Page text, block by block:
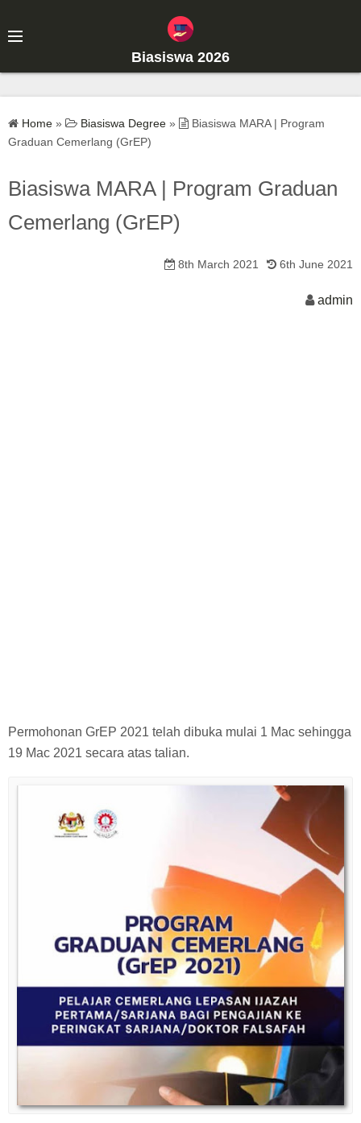
p
Biasiswa 2026
Home » Biasiswa Degree »
Biasiswa MARA | Program
Graduan Cemerlang (GrEP)
Biasiswa MARA | Program Graduan
Cemerlang (GrEP)
8th March 2021 6th June 2021
admin
Permohonan GrEP 2021 telah dibuka mulai 1 Mac sehingga
19 Mac 2021 secara atas talian.